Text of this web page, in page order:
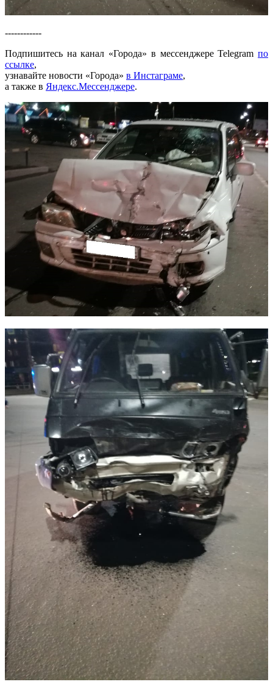
------------
Подпишитесь на канал «Города» в мессенджере Telegram по
ссылке,
узнавайте новости «Города» в Инстаграме,
а также в Яндекс.Мессенджере.